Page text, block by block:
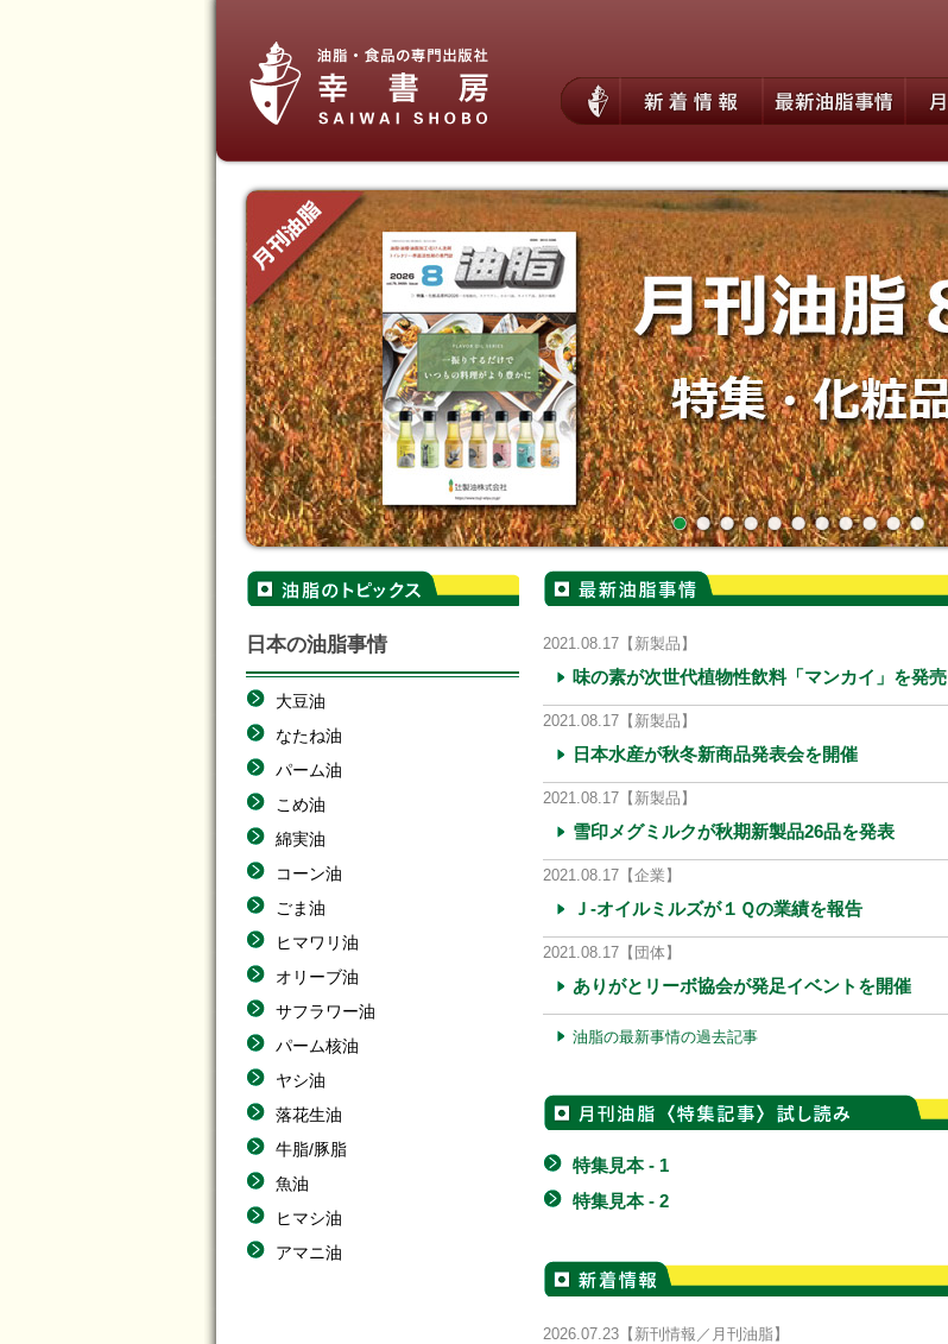
日本の油脂事情
大豆油
なたね油
パーム油
こめ油
綿実油
コーン油
ごま油
ヒマワリ油
オリーブ油
サフラワー油
パーム核油
ヤシ油
落花生油
牛脂/豚脂
魚油
ヒマシ油
アマニ油
2021.08.17 【新製品】
味の素が次世代植物性飲料「マンカイ」を発売
2021.08.17 【新製品】
日本水産が秋冬新商品発表会を開催
2021.08.17 【新製品】
雪印メグミルクが秋期新製品26品を発表
2021.08.17 【企業】
Ｊ‐オイルミルズが１Ｑの業績を報告
2021.08.17 【団体】
ありがとリーボ協会が発足イベントを開催
油脂の最新事情の過去記事
特集見本 - 1
特集見本 - 2
2026.07.23 【新刊情報／月刊油脂】